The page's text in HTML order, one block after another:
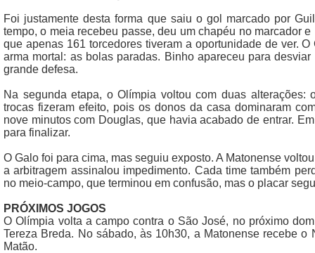
Foi justamente desta forma que saiu o gol marcado por
tempo, o meia recebeu passe, deu um chapéu no marcador
que apenas 161 torcedores tiveram a oportunidade de ver.
arma mortal: as bolas paradas. Binho apareceu para
grande defesa.
Na segunda etapa, o Olímpia voltou com duas
trocas fizeram efeito, pois os donos da casa dominaram
nove minutos com Douglas, que havia acabado de entrar.
para finalizar.
O Galo foi para cima, mas seguiu exposto. A Matonense
a arbitragem assinalou impedimento. Cada time também
no meio-campo, que terminou em confusão, mas o placar
PRÓXIMOS JOGOS
O Olímpia volta a campo contra o São José, no próximo
Tereza Breda. No sábado, às 10h30, a Matonense recebe o
Matão.